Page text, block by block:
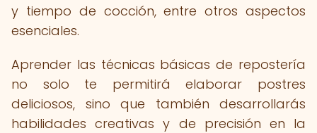
y tiempo de cocción, entre otros aspectos
esenciales.
Aprender las técnicas básicas de repostería
no solo te permitirá elaborar postres
deliciosos, sino que también desarrollarás
habilidades creativas y de precisión en la